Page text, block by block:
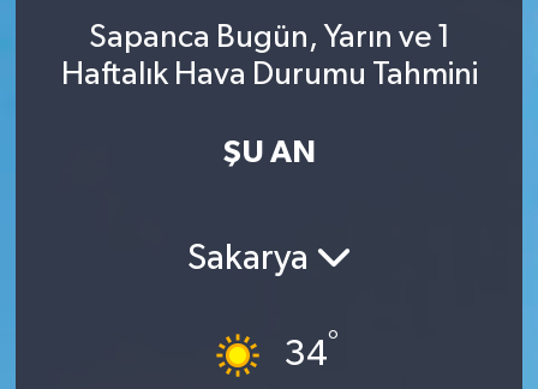
Sapanca Bugün, Yarın ve 1
Haftalık Hava Durumu Tahmini
ŞU AN
Sakarya
34°